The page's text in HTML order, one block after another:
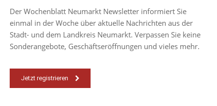
Der Wochenblatt Neumarkt Newsletter informiert Sie
einmal in der Woche über aktuelle Nachrichten aus der
Stadt- und dem Landkreis Neumarkt. Verpassen Sie keine
Sonderangebote, Geschäftseröffnungen und vieles mehr.
Jetzt registrieren